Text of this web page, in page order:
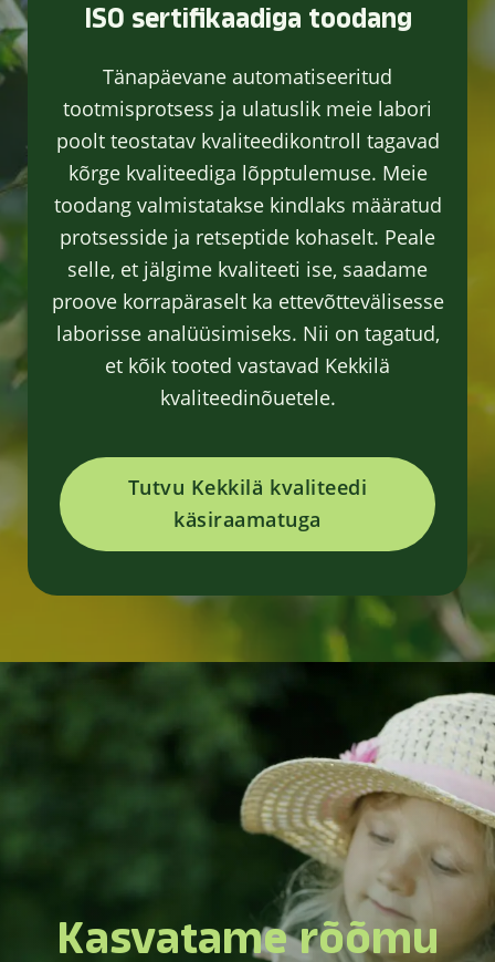
ISO sertifikaadiga toodang
Tänapäevane automatiseeritud
tootmisprotsess ja ulatuslik meie labori
poolt teostatav kvaliteedikontroll tagavad
kõrge kvaliteediga lõpptulemuse. Meie
toodang valmistatakse kindlaks määratud
protsesside ja retseptide kohaselt. Peale
selle, et jälgime kvaliteeti ise, saadame
proove korrapäraselt ka ettevõttevälisesse
laborisse analüüsimiseks. Nii on tagatud,
et kõik tooted vastavad Kekkilä
kvaliteedinõuetele.
Tutvu Kekkilä kvaliteedi
käsiraamatuga
Kasvatame rõõmu